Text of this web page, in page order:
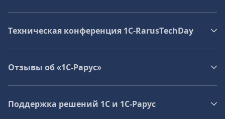
Техническая конференция 1C‑RarusTechDay
Отзывы об «1С-Рарус»
Поддержка решений 1С и 1С‑Рарус